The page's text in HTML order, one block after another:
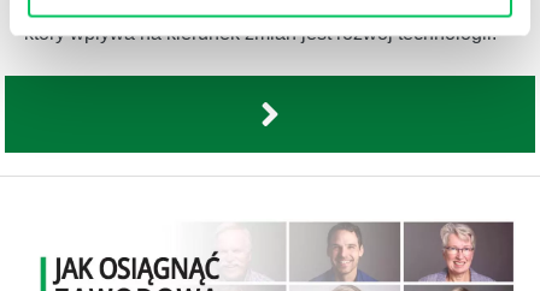
który wpływa na kierunek zmian jest rozwój technologii.